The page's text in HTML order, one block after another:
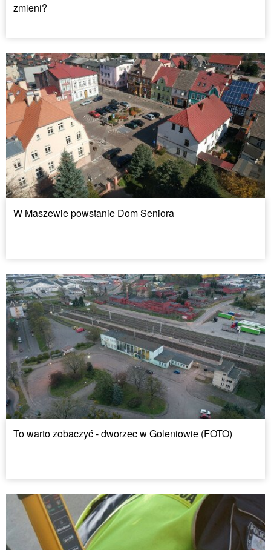
zmieni?
W Maszewie powstanie Dom Seniora
To warto zobaczyć - dworzec w Goleniowie (FOTO)